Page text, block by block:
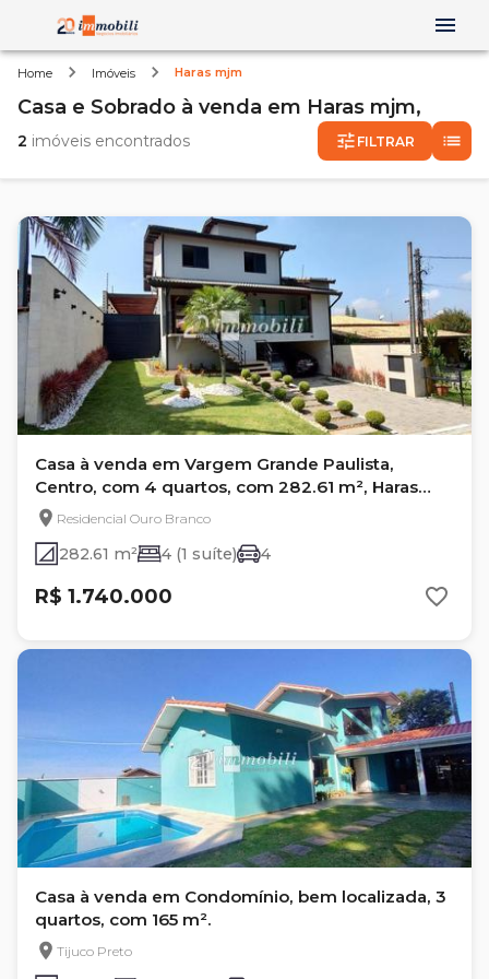
Home Imóveis Haras mjm
Casa e Sobrado à venda em Haras mjm,
2 imóveis encontrados FILTRAR
Casa à venda em Vargem Grande Paulista,
Centro, com 4 quartos, com 282.61 m², Haras
MjmResidencial Ouro Branco
282.61 m² 4 (1 suíte) 4
R$ 1.740.000
Casa à venda em Condomínio, bem localizada, 3
quartos, com 165 m².
Tijuco Preto